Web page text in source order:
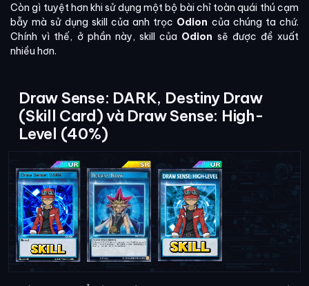
Còn gì tuyệt hơn khi sử dụng một bộ bài chỉ toàn quái thú cạm
bẫy mà sử dụng skill của anh trọc Odion của chúng ta chứ.
Chính vì thế, ở phần này, skill của Odion sẽ được đề xuất
nhiều hơn.
Draw Sense: DARK, Destiny Draw
(Skill Card) và Draw Sense: High-
Level (40%)